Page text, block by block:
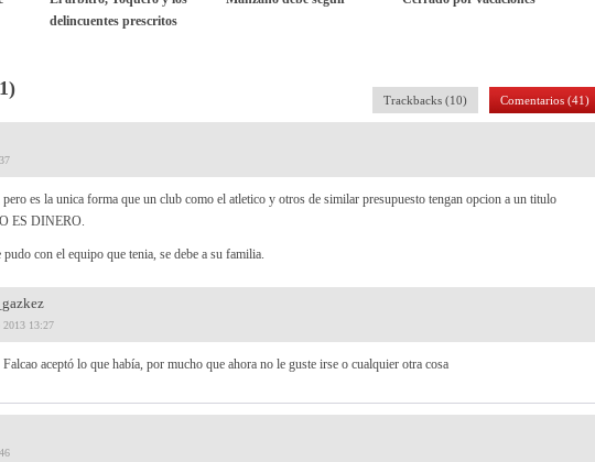
delincuentes prescritos
Comentarios (41)
Trackbacks (10)
es la unica forma que un club como el atletico y otros de similar presupuesto tengan opcion a un titulo
ES DINERO.
con el equipo que tenia, se debe a su familia.
2013 13:27
aceptó lo que había, por mucho que ahora no le guste irse o cualquier otra cosa